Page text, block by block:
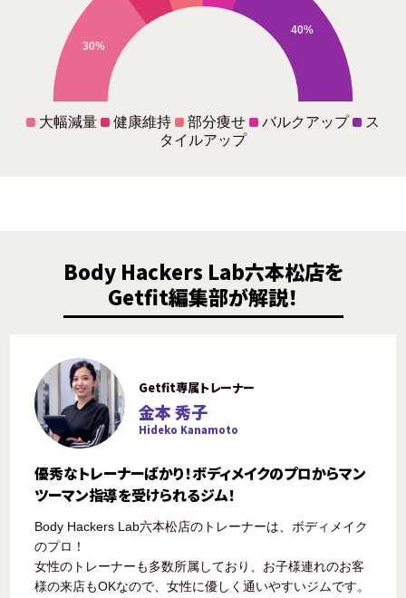
30%
40%
大幅減量 健康維持 部分痩せ バルクアップ
ス
タイルアップ
Body Hackers Lab六本松店を
Getfit編集部が解説！
Getfit専属トレーナー
金本 秀子
Hideko Kanamoto
優秀なトレーナーばかり！ボディメイクのプロからマン
ツーマン指導を受けられるジム！
Body Hackers Lab六本松店のトレーナーは、ボディメイク
のプロ！
女性のトレーナーも多数所属しており、お子様連れのお客
様の来店もOKなので、女性に優しく通いやすいジムです。